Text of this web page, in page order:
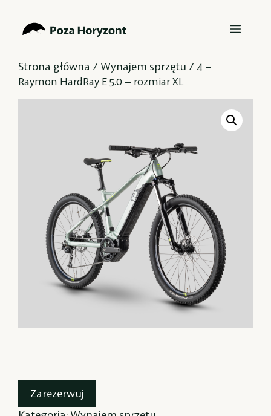
treści
Strona główna / Wynajem sprzętu / 4 –
Raymon HardRay E 5.0 – rozmiar XL
Zarezerwuj